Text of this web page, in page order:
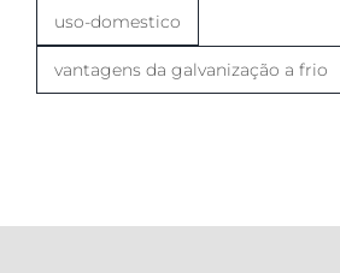
uso-domestico
vantagens da galvanização a frio